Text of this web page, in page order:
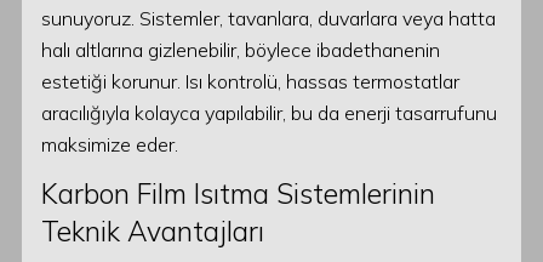
sunuyoruz. Sistemler, tavanlara, duvarlara veya hatta
halı altlarına gizlenebilir, böylece ibadethanenin
estetiği korunur. Isı kontrolü, hassas termostatlar
aracılığıyla kolayca yapılabilir, bu da enerji tasarrufunu
maksimize eder.
Karbon Film Isıtma Sistemlerinin
Teknik Avantajları